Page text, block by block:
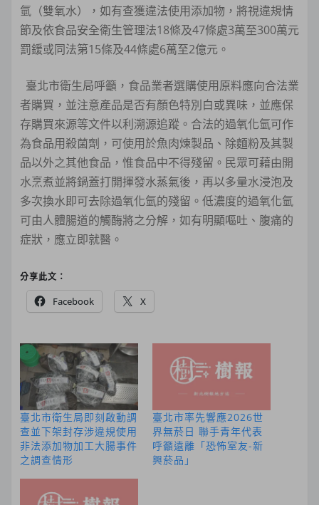
氫（雙氧水），如有查獲違法使用添加物，將視違規情
節及依食品安全衛生管理法18條及47條處3萬至300萬元
罰鍰或同法第15條及44條處6萬至2億元。
臺北市衛生局呼籲，食品業者選購使用原料應向合法業
者購買，並注意產品是否有顏色特別白或異味，並應保
存購買來源等文件以利溯源追蹤。合法的過氧化氫可作
為食品用殺菌劑，可使用於魚肉煉製品、除麵粉及其製
品以外之其他食品，惟食品中不得殘留。民眾可藉由開
水烹煮並將鍋蓋打開揮發水蒸氣後，再以多量水浸泡及
多次換水即可去除過氧化氫的殘留。低濃度的過氧化氫
可由人體腸道的觸酶將之分解，如有明顯嘔吐、腹痛的
症狀，應立即就醫。
分享此文：
Facebook X
臺北市衛生局即刻啟動調
查並下架封存涉違規使用
非法添加物加工大腸事件
之調查情形
臺北市率先響應2026世
界無菸日 聯手青年代表
呼籲遠離「恐怖室友-新
興菸品」